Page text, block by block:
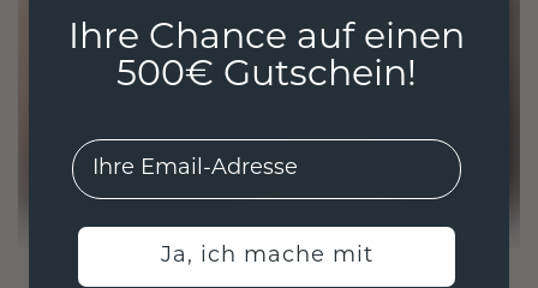
Ihre Chance auf einen
500€ Gutschein!
EMail
Ja, ich mache mit